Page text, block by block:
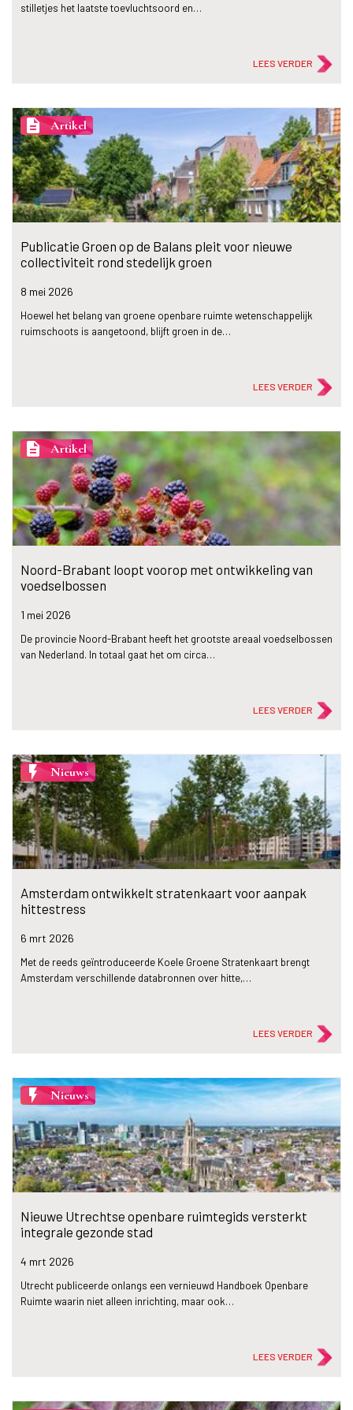
stilletjes het laatste toevluchtsoord en…
LEES VERDER
description Artikel
Publicatie Groen op de Balans pleit voor nieuwe
collectiviteit rond stedelijk groen
8 mei 2026
Hoewel het belang van groene openbare ruimte wetenschappelijk
ruimschoots is aangetoond, blijft groen in de…
LEES VERDER
description Artikel
Noord-Brabant loopt voorop met ontwikkeling van
voedselbossen
1 mei 2026
De provincie Noord-Brabant heeft het grootste areaal voedselbossen
van Nederland. In totaal gaat het om circa…
LEES VERDER
flash_on Nieuws
Amsterdam ontwikkelt stratenkaart voor aanpak
hittestress
6 mrt 2026
Met de reeds geïntroduceerde Koele Groene Stratenkaart brengt
Amsterdam verschillende databronnen over hitte,…
LEES VERDER
flash_on Nieuws
Nieuwe Utrechtse openbare ruimtegids versterkt
integrale gezonde stad
4 mrt 2026
Utrecht publiceerde onlangs een vernieuwd Handboek Openbare
Ruimte waarin niet alleen inrichting, maar ook…
LEES VERDER